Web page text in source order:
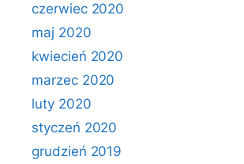
czerwiec 2020
maj 2020
kwiecień 2020
marzec 2020
luty 2020
styczeń 2020
grudzień 2019